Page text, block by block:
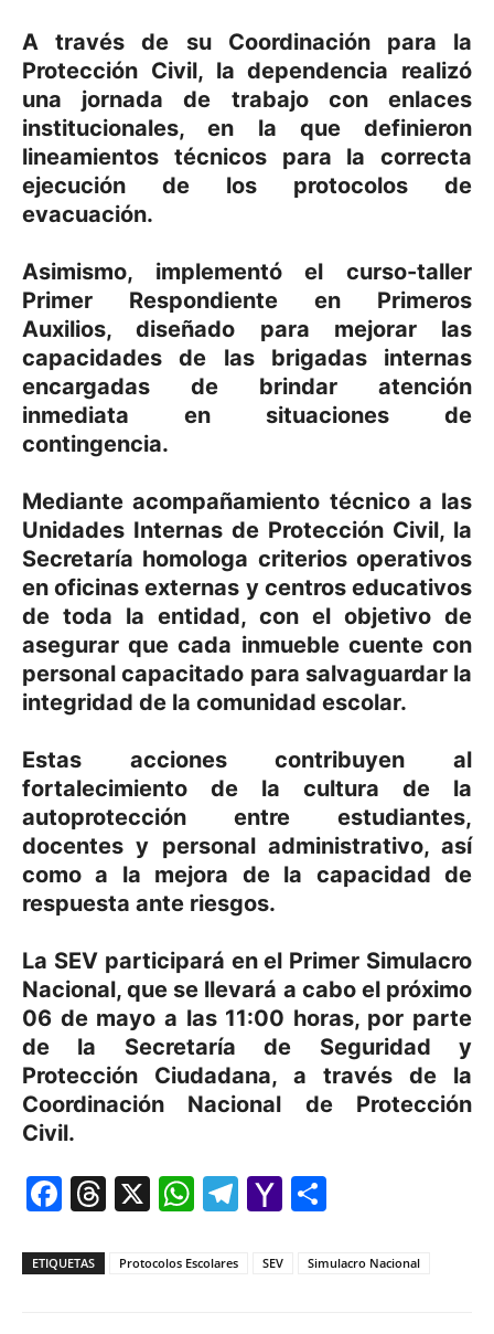
A través de su Coordinación para la
Protección Civil, la dependencia realizó
una jornada de trabajo con enlaces
institucionales, en la que definieron
lineamientos técnicos para la correcta
ejecución de los protocolos de
evacuación.
Asimismo, implementó el curso-taller
Primer Respondiente en Primeros
Auxilios, diseñado para mejorar las
capacidades de las brigadas internas
encargadas de brindar atención
inmediata en situaciones de
contingencia.
Mediante acompañamiento técnico a las
Unidades Internas de Protección Civil, la
Secretaría homologa criterios operativos
en oficinas externas y centros educativos
de toda la entidad, con el objetivo de
asegurar que cada inmueble cuente con
personal capacitado para salvaguardar la
integridad de la comunidad escolar.
Estas acciones contribuyen al
fortalecimiento de la cultura de la
autoprotección entre estudiantes,
docentes y personal administrativo, así
como a la mejora de la capacidad de
respuesta ante riesgos.
La SEV participará en el Primer Simulacro
Nacional, que se llevará a cabo el próximo
06 de mayo a las 11:00 horas, por parte
de la Secretaría de Seguridad y
Protección Ciudadana, a través de la
Coordinación Nacional de Protección
Civil.
Facebook
Threads
X WhatsApp
Telegram
Yahoo
ETIQUETAS Protocolos Escolares SEV Simulacro Nacional